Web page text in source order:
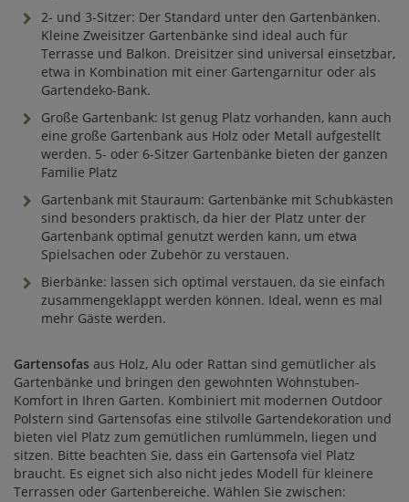
2- und 3-Sitzer: Der Standard unter den Gartenbänken.
Kleine Zweisitzer Gartenbänke sind ideal auch für
Terrasse und Balkon. Dreisitzer sind universal einsetzbar,
etwa in Kombination mit einer Gartengarnitur oder als
Gartendeko-Bank.
Große Gartenbank: Ist genug Platz vorhanden, kann auch
eine große Gartenbank aus Holz oder Metall aufgestellt
werden. 5- oder 6-Sitzer Gartenbänke bieten der ganzen
Familie Platz
Gartenbank mit Stauraum: Gartenbänke mit Schubkästen
sind besonders praktisch, da hier der Platz unter der
Gartenbank optimal genutzt werden kann, um etwa
Spielsachen oder Zubehör zu verstauen.
Bierbänke: lassen sich optimal verstauen, da sie einfach
zusammengeklappt werden können. Ideal, wenn es mal
mehr Gäste werden.
Gartensofas aus Holz, Alu oder Rattan sind gemütlicher als
Gartenbänke und bringen den gewohnten Wohnstuben-
Komfort in Ihren Garten. Kombiniert mit modernen Outdoor
Polstern sind Gartensofas eine stilvolle Gartendekoration und
bieten viel Platz zum gemütlichen rumlümmeln, liegen und
sitzen. Bitte beachten Sie, dass ein Gartensofa viel Platz
braucht. Es eignet sich also nicht jedes Modell für kleinere
Terrassen oder Gartenbereiche. Wählen Sie zwischen: